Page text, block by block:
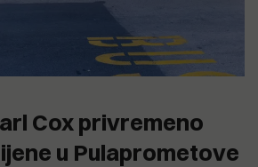
Cox privremeno
u Pulaprometove